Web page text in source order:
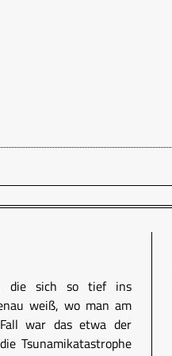
die sich so tief ins
weiß, wo man am
war das etwa der
Tsunamikatastrophe